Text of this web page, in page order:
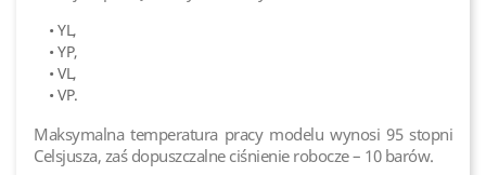
• YL,
• YP,
• VL,
• VP.
Maksymalna temperatura pracy modelu wynosi 95 stopni
Celsjusza, zaś dopuszczalne ciśnienie robocze – 10 barów.